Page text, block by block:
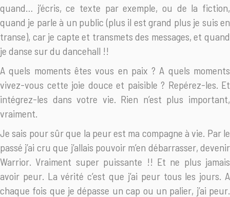
quand… j’écris, ce texte par exemple, ou de la fiction,
quand je parle à un public (plus il est grand plus je suis en
transe), car je capte et transmets des messages, et quand
je danse sur du dancehall !!
A quels moments êtes vous en paix ? A quels moments
vivez-vous cette joie douce et paisible ? Repérez-les. Et
intégrez-les dans votre vie. Rien n’est plus important,
vraiment.
Je sais pour sûr que la peur est ma compagne à vie. Par le
passé j’ai cru que j’allais pouvoir m’en débarrasser, devenir
Warrior. Vraiment super puissante !! Et ne plus jamais
avoir peur. La vérité c’est que j’ai peur tous les jours. A
chaque fois que je dépasse un cap ou un palier, j’ai peur.